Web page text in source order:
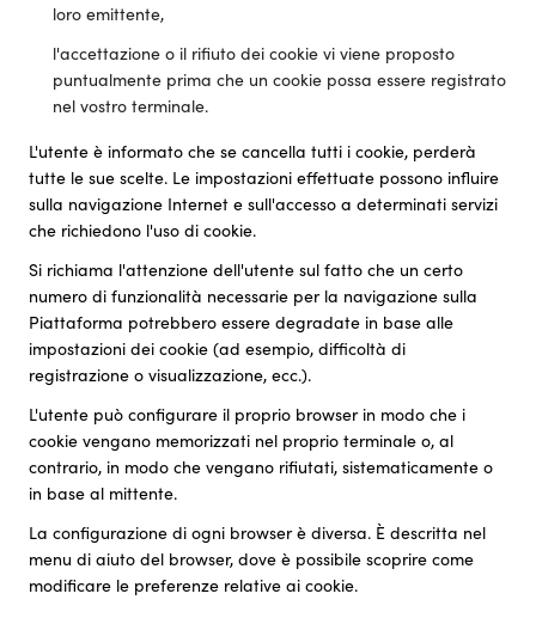
loro emittente,
l'accettazione o il rifiuto dei cookie vi viene proposto
puntualmente prima che un cookie possa essere registrato
nel vostro terminale.
L'utente è informato che se cancella tutti i cookie, perderà
tutte le sue scelte. Le impostazioni effettuate possono influire
sulla navigazione Internet e sull'accesso a determinati servizi
che richiedono l'uso di cookie.
Si richiama l'attenzione dell'utente sul fatto che un certo
numero di funzionalità necessarie per la navigazione sulla
Piattaforma potrebbero essere degradate in base alle
impostazioni dei cookie (ad esempio, difficoltà di
registrazione o visualizzazione, ecc.).
L'utente può configurare il proprio browser in modo che i
cookie vengano memorizzati nel proprio terminale o, al
contrario, in modo che vengano rifiutati, sistematicamente o
in base al mittente.
La configurazione di ogni browser è diversa. È descritta nel
menu di aiuto del browser, dove è possibile scoprire come
modificare le preferenze relative ai cookie.